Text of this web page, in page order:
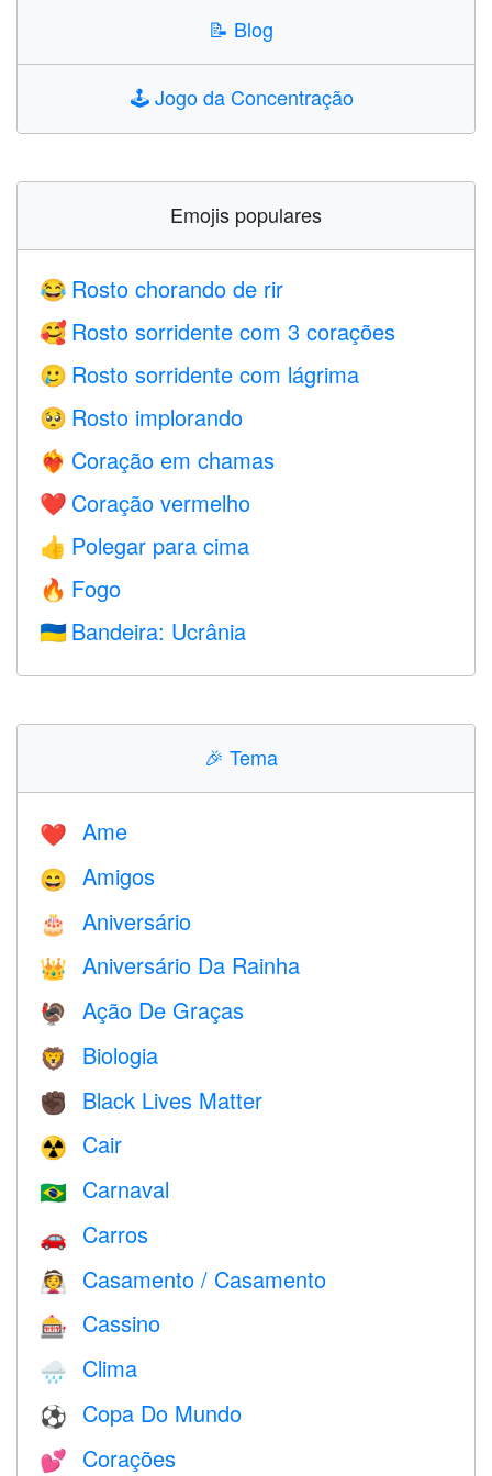
📝 Blog
🕹️Jogo da Concentração
Emojis populares
😂 Rosto chorando de rir
🥰 Rosto sorridente com 3 corações
🥲 Rosto sorridente com lágrima
🥺 Rosto implorando
❤️‍🔥 Coração em chamas
❤️ Coração vermelho
👍 Polegar para cima
🔥 Fogo
🇺🇦 Bandeira: Ucrânia
🎉 Tema
❤️️ Ame
😄 Amigos
🎂 Aniversário
👑 Aniversário Da Rainha
🦃 Ação De Graças
🦁 Biologia
✊🏿 Black Lives Matter
☢️ Cair
🇧🇷 Carnaval
🚗 Carros
👰 Casamento / Casamento
🎰 Cassino
🌧 Clima
⚽ Copa Do Mundo
💕 Corações